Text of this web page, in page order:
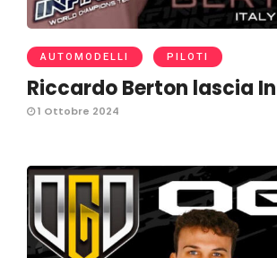
AUTOMODELLI PILOTI
Riccardo Berton lascia
1 Ottobre 2024